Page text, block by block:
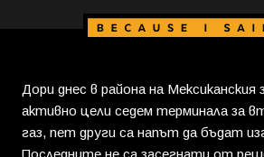
Дори днес в района на
активно цели седем терминала за
газ, пет други са напът да бъдат